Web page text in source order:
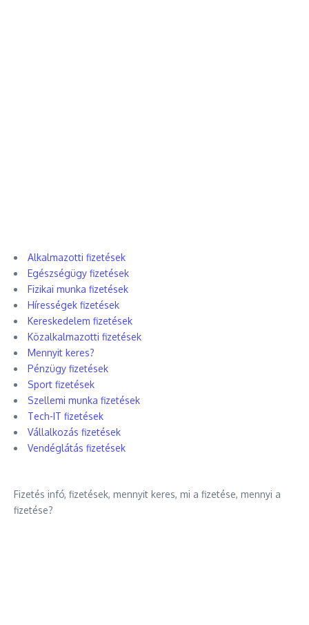
Alkalmazotti fizetések
Egészségügy fizetések
Fizikai munka fizetések
Hírességek fizetések
Kereskedelem fizetések
Közalkalmazotti fizetések
Mennyit keres?
Pénzügy fizetések
Sport fizetések
Szellemi munka fizetések
Tech-IT fizetések
Vállalkozás fizetések
Vendéglátás fizetések
Fizetés infó, fizetések, mennyit keres, mi a fizetése, mennyi a
fizetése?